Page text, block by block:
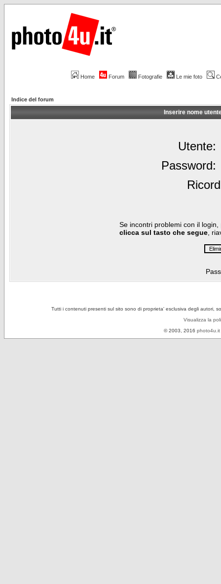
Home Forum Fotografie Le mie foto
Indice del forum
Inserire nome
Utente:
Password:
Se incontri problemi con il
clicca sul tasto che segue ,
Tutti i contenuti presenti sul sito sono di proprieta' esclusiva degli autori,
Visualizza la
© 2003, 2016 photo4u.it